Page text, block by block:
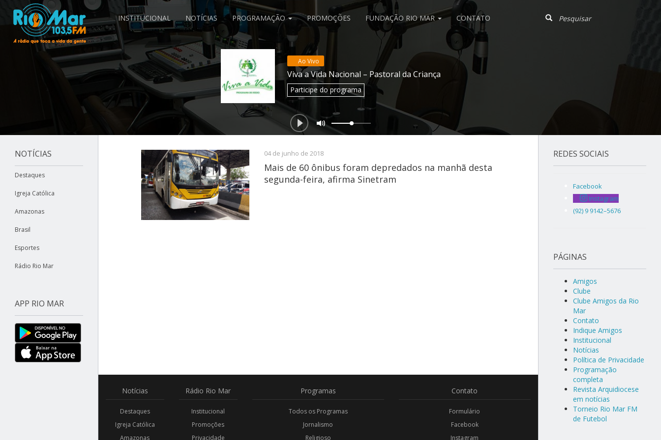
INSTITUCIONAL NOTÍCIAS PROGRAMAÇÃO PROMOÇÕES FUNDAÇÃO RIO MAR CONTATO
Ao Vivo
Viva a Vida Nacional – Pastoral da Criança
Participe do programa
NOTÍCIAS
Destaques
Igreja Católica
Amazonas
Brasil
Esportes
Rádio Rio Mar
APP RIO MAR
04 de junho de 2018
Mais de 60 ônibus foram depredados na manhã desta
segunda-feira, afirma Sinetram
Notícias
Destaques
Igreja Católica
Amazonas
Rádio Rio Mar
Institucional
Promoções
Privacidade
Programas
Todos os Programas
Jornalismo
Religioso
Contato
Formulário
Facebook
Instagram
REDES SOCIAIS
Facebook
Instagram
(92) 9 9142–5676
PÁGINAS
Amigos
Clube
Clube Amigos da Rio
Mar
Contato
Indique Amigos
Institucional
Notícias
Política de Privacidade
Programação
completa
Revista Arquidiocese
em notícias
Torneio Rio Mar FM
de Futebol